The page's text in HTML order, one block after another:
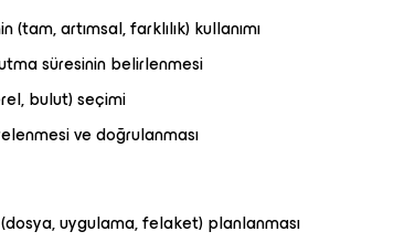
artımsal, farklılık) kullanımı
süresinin belirlenmesi
bulut) seçimi
ve doğrulanması
uygulama, felaket) planlanması